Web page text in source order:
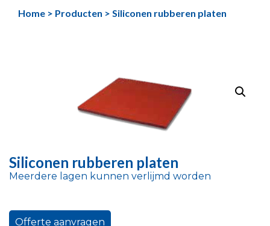
naarHome > Producten > Siliconen rubberen platen
Siliconen rubberen platen
Meerdere lagen kunnen verlijmd worden
Offerte aanvragen